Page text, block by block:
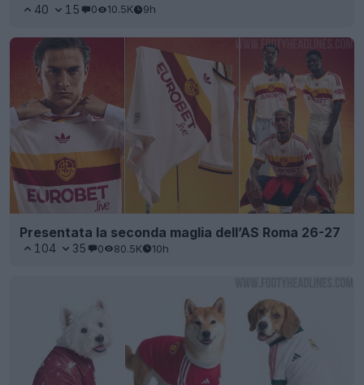
40 15 0 10.5K 9h
Presentata la seconda maglia dell’AS Roma 26-27
104 35 0 80.5K 10h